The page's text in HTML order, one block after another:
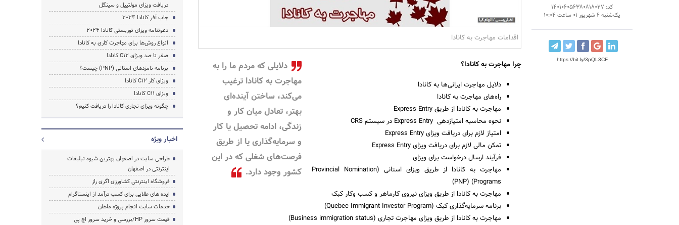
کد: 140106056380818027
یک‌شنبه 6 شهریور 01 ساعت 10:04
https://bit.ly/3pQL3CF
اقدامات مهاجرت به کانادا
دلایلی که مردم ما را به
مهاجرت به کانادا ترغیب
می‌­کند، ساختن آیند‌‌‌‌‌‌‌ه­‌ای
بهتر، تعادل میان کار و
زندگی، ادامه تحصیل یا کار
و سرمایه‌­گذاری یا از طریق
فرصت‌­های شغلی که در این
کشور وجود دارد.
چرا مهاجرت به کانادا؟
دلایل مهاجرت ایرانی‌­ها به کانادا
راه­‌های مهاجرت به کانادا
مهاجرت به کانادا از طریق Express Entry
نحوه محاسبه امتیازدهی Express Entry در سیستم CRS
امتیاز لازم برای دریافت ویزای Express Entry
تمکن مالی لازم برای دریافت ویزای Express Entry
فرآیند ارسال درخواست برای ویزای
مهاجرت به کانادا از طریق ویزای استانی (Provincial Nomination
Programs) (PNP)
مهاجرت به کانادا از طریق ویزای نیروی کارماهر و کسب وکار کبک
برنامه سرمایه‌­گذاری کبک (Quebec Immigrant Investor Program)
مهاجرت به کانادا از طریق ویزای مهاجرت تجاری (Business immigration status)
دریافت ویزای مولتیپل و سینگل
جاب آفر کانادا 2024
دعوتنامه ویزای توریستی کانادا 2024
انواع روش‌ها برای مهاجرت کاری به کانادا
صفر تا صد ویزای C12 کانادا
برنامه نامزدهای استانی (PNP) چیست؟
ویزای کار C12 کانادا
ویزای C11 کانادا
چگونه ویزای تجاری کانادا را دریافت کنیم؟
اخبار ویژه
طراحی سایت در اصفهان بهترین شیوه تبلیغات
اینترنتی در اصفهان
فروشگاه اینترنتی کشاورزی اگری راز
ایده های طلایی برای کسب درآمد از اینستاگرام
خدمات سایت انجام پروژه ماهان
قیمت سرور HP/بررسی و خرید سرور اچ پی